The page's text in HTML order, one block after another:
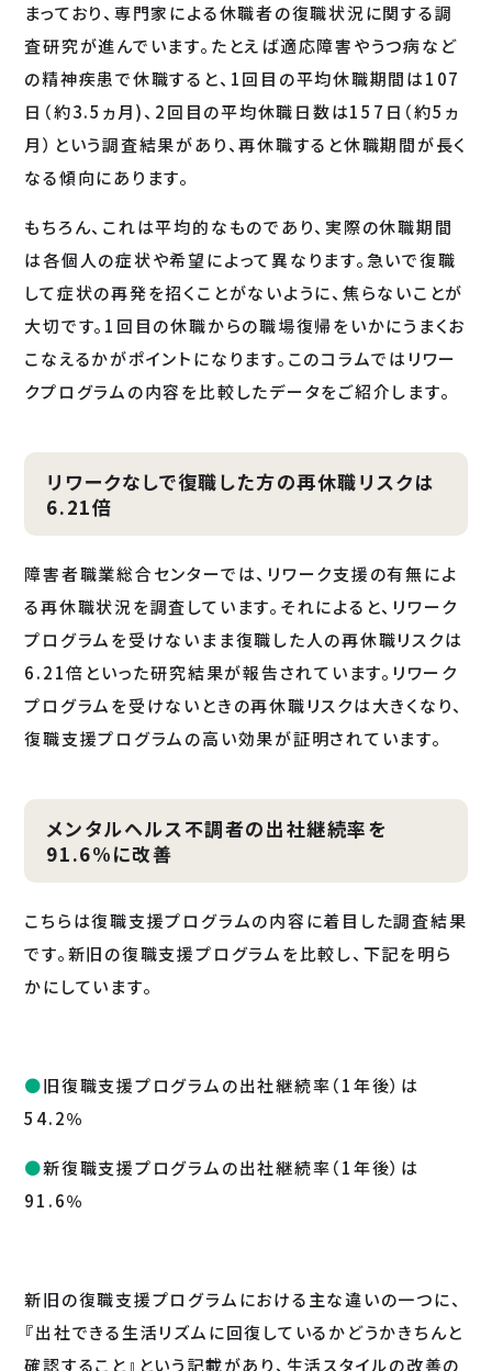
まっており、専門家による休職者の復職状況に関する調
査研究が進んでいます。たとえば適応障害やうつ病など
の精神疾患で休職すると、1回目の平均休職期間は107
日（約3.5ヵ月)、2回目の平均休職日数は157日（約5ヵ
月）という調査結果があり、再休職すると休職期間が長く
なる傾向にあります。
もちろん、これは平均的なものであり、実際の休職期間
は各個人の症状や希望によって異なります。急いで復職
して症状の再発を招くことがないように、焦らないことが
大切です。1回目の休職からの職場復帰をいかにうまくお
こなえるかがポイントになります。このコラムではリワー
クプログラムの内容を比較したデータをご紹介します。
リワークなしで復職した方の再休職リスクは
6.21倍
障害者職業総合センターでは、リワーク支援の有無によ
る再休職状況を調査しています。それによると、リワーク
プログラムを受けないまま復職した人の再休職リスクは
6.21倍といった研究結果が報告されています。リワーク
プログラムを受けないときの再休職リスクは大きくなり、
復職支援プログラムの高い効果が証明されています。
メンタルヘルス不調者の出社継続率を
91.6%に改善
こちらは復職支援プログラムの内容に着目した調査結果
です。新旧の復職支援プログラムを比較し、下記を明ら
かにしています。
旧復職支援プログラムの出社継続率（1年後）は
54.2％
新復職支援プログラムの出社継続率（1年後）は
91.6％
新旧の復職支援プログラムにおける主な違いの一つに、
『出社できる生活リズムに回復しているかどうかきちんと
確認すること』という記載があり、生活スタイルの改善の